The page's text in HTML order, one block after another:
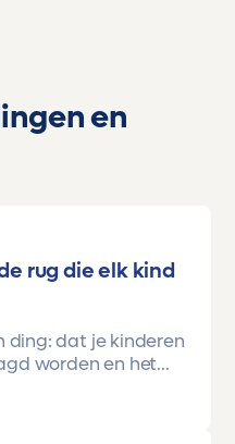
en
rug die elk kind
ding: dat je kinderen
worden en het
kunnen dan ze
is Toetsmij daarin